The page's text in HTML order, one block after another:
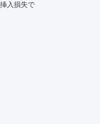
入損失で